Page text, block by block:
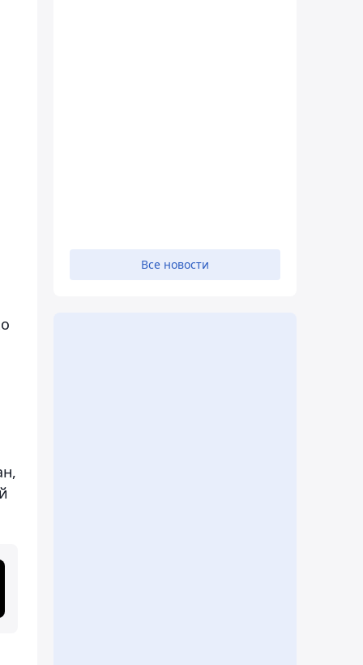
Все новости